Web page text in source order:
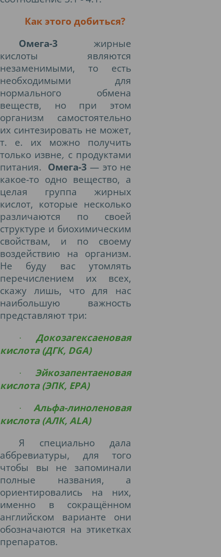
Как этого добиться?
Омега-3
жирные
кислоты являются
незаменимыми, то есть
необходимыми для
нормального обмена
веществ, но при этом
организм самостоятельно
их синтезировать не может,
т. е. их можно получить
только извне, с продуктами
питания. Омега-3 — это не
какое-то одно вещество, а
целая группа жирных
кислот, которые несколько
различаются по своей
структуре и биохимическим
свойствам, и по своему
воздействию на организм.
Не буду вас утомлять
перечислением их всех,
скажу лишь, что для нас
наибольшую важность
представляют три:
·
Докозагексаеновая
кислота (ДГК, DGA)
·
Эйкозапентаеновая
кислота (ЭПК, EPA)
·
Альфа-линоленовая
кислота (АЛК, ALA)
Я специально дала
аббревиатуры, для того
чтобы вы не запоминали
полные названия, а
ориентировались на них,
именно в сокращённом
английском варианте они
обозначаются на этикетках
препаратов.